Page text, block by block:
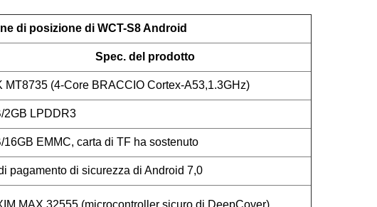
di posizione di WCT-S8 Android
Spec. del prodotto
MT8735 (4-Core BRACCIO Cortex-A53,1.3GHz)
2GB LPDDR3
16GB EMMC, carta di TF ha sostenuto
pagamento di sicurezza di Android 7,0
MAX 32555 (microcontroller sicuro di DeepCover)